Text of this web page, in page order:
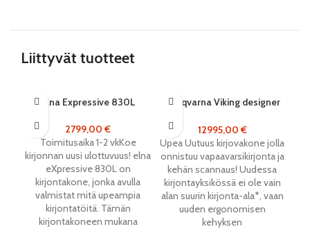
Liittyvät tuotteet
Elna Expressive 830L
2799,00€
Toimitusaika 1-2 vkKoe
kirjonnan uusi ulottuvuus! elna
eXpressive 830L on
kirjontakone, jonka avulla
valmistat mitä upeampia
kirjontatöitä. Tämän
kirjontakoneen mukana
Husqvarna Viking designer
12995,00€
Upea Uutuus kirjovakone jolla
onnistuu vapaavarsikirjonta ja
kehän scannaus! Uudessa
kirjontayksikössä ei ole vain
alan suurin kirjonta-ala*, vaan
uuden ergonomisen
kehyksen